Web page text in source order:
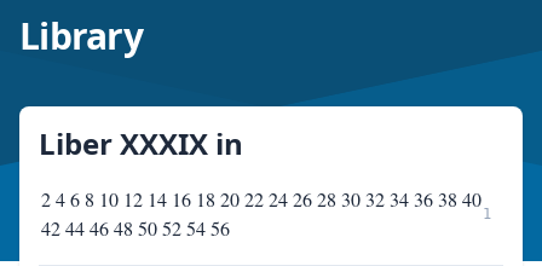
Library
Liber XXXIX in
2 4 6 8 10 12 14 16 18 20 22 24 26 28 30 32 34 36 38 40
42 44 46 48 50 52 54 56
1